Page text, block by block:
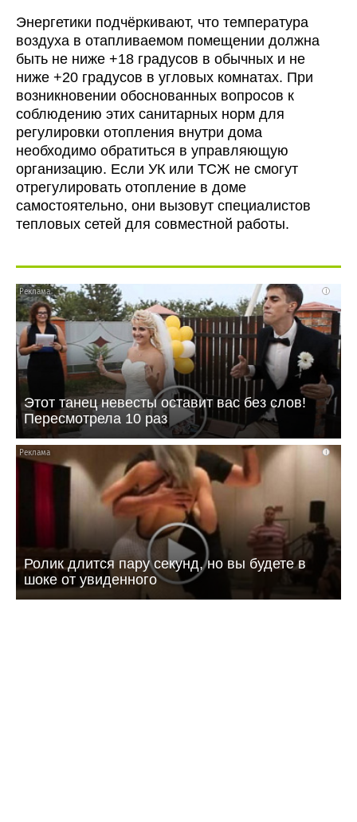
Энергетики подчёркивают, что температура
воздуха в отапливаемом помещении должна
быть не ниже +18 градусов в обычных и не
ниже +20 градусов в угловых комнатах. При
возникновении обоснованных вопросов к
соблюдению этих санитарных норм для
регулировки отопления внутри дома
необходимо обратиться в управляющую
организацию. Если УК или ТСЖ не смогут
отрегулировать отопление в доме
самостоятельно, они вызовут специалистов
тепловых сетей для совместной работы.
i
Этот танец невесты оставит вас без слов!
Пересмотрела 10 раз
i
Ролик длится пару секунд, но вы будете в
шоке от увиденного